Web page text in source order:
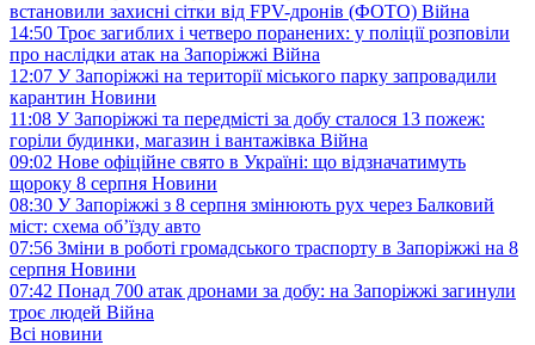
встановили захисні сітки від FPV-дронів (ФОТО) Війна
14:50 Троє загиблих і четверо поранених: у поліції розповіли
про наслідки атак на Запоріжжі Війна
12:07 У Запоріжжі на території міського парку запровадили
карантин Новини
11:08 У Запоріжжі та передмісті за добу сталося 13 пожеж:
горіли будинки, магазин і вантажівка Війна
09:02 Нове офіційне свято в Україні: що відзначатимуть
щороку 8 серпня Новини
08:30 У Запоріжжі з 8 серпня змінюють рух через Балковий
міст: схема об’їзду авто
07:56 Зміни в роботі громадського траспорту в Запоріжжі на 8
серпня Новини
07:42 Понад 700 атак дронами за добу: на Запоріжжі загинули
троє людей Війна
Всі новини